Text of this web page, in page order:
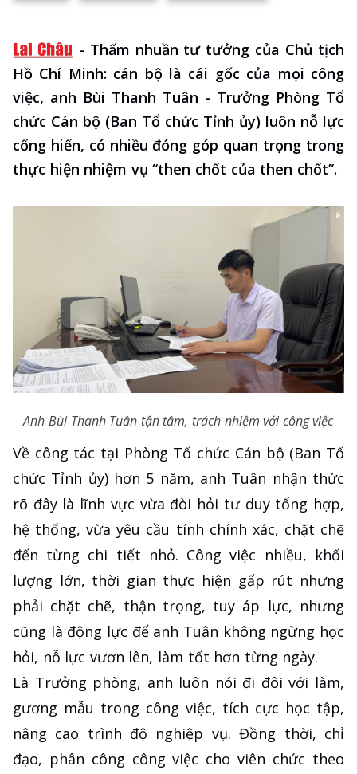
- Thấm nhuần tư tưởng của Chủ tịch
Hồ Chí Minh: cán bộ là cái gốc của mọi công
việc, anh Bùi Thanh Tuân - Trưởng Phòng Tổ
chức Cán bộ (Ban Tổ chức Tỉnh ủy) luôn nỗ lực
cống hiến, có nhiều đóng góp quan trọng trong
thực hiện nhiệm vụ “then chốt của then chốt”.
Anh Bùi Thanh Tuân tận tâm, trách nhiệm với công việc
Về công tác tại Phòng Tổ chức Cán bộ (Ban Tổ
chức Tỉnh ủy) hơn 5 năm, anh Tuân nhận thức
rõ đây là lĩnh vực vừa đòi hỏi tư duy tổng hợp,
hệ thống, vừa yêu cầu tính chính xác, chặt chẽ
đến từng chi tiết nhỏ. Công việc nhiều, khối
lượng lớn, thời gian thực hiện gấp rút nhưng
phải chặt chẽ, thận trọng, tuy áp lực, nhưng
cũng là động lực để anh Tuân không ngừng học
hỏi, nỗ lực vươn lên, làm tốt hơn từng ngày.
Là Trưởng phòng, anh luôn nói đi đôi với làm,
gương mẫu trong công việc, tích cực học tập,
nâng cao trình độ nghiệp vụ. Đồng thời, chỉ
đạo, phân công công việc cho viên chức theo